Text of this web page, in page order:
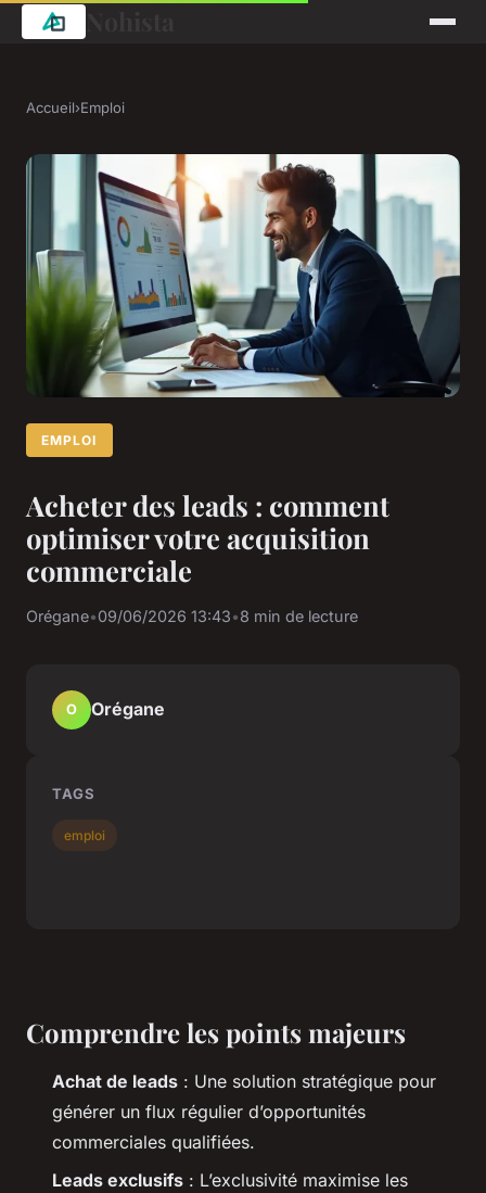
Accueil›Emploi
EMPLOI
Acheter des leads : comment
optimiser votre acquisition
commerciale
Orégane•09/06/2026 13:43•8 min de lecture
Comprendre les points majeurs
Achat de leads : Une solution stratégique pour
générer un flux régulier d’opportunités
commerciales qualifiées.
Leads exclusifs : L’exclusivité maximise les
O Orégane
TAGS
emploi